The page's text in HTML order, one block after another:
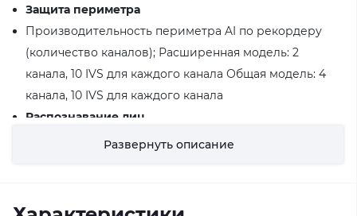
Защита периметра
Производительность периметра AI по рекордеру
(количество каналов); Расширенная модель: 2
канала, 10 IVS для каждого канала Общая модель: 4
канала, 10 IVS для каждого канала
Распознавание лиц
Атрибуты лица; 6 атрибутов: пол, возрастные группы
Развернуть описание